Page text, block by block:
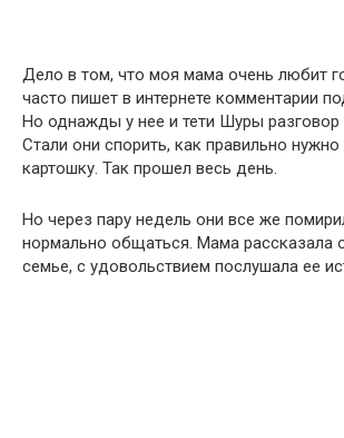
Дело в том, что моя мама очень любит
часто пишет в интернете комментарии
Но однажды у нее и тети Шуры разговор
Стали они спорить, как правильно нужно
картошку. Так прошел весь день.
Но через пару недель они все же
нормально общаться. Мама рассказала
семье, с удовольствием послушала ее